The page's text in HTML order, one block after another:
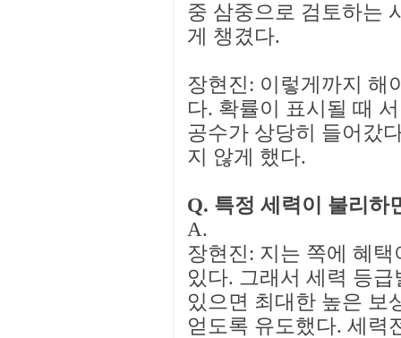
중 삼중으로 검토하는
게 챙겼다.
장현진: 이렇게까지 해
다. 확률이 표시될 때
공수가 상당히 들어갔
지 않게 했다.
Q. 특정 세력이 불리하
A.
장현진: 지는 쪽에 혜
있다. 그래서 세력 등
있으면 최대한 높은 보
얻도록 유도했다. 세력